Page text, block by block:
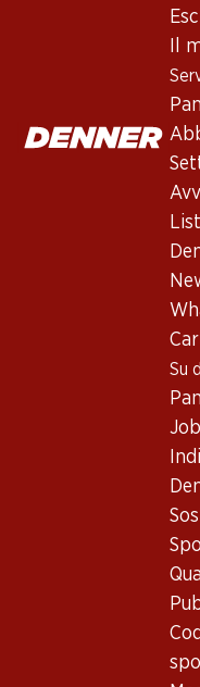
Il
Su
Francia, Bordeaux,
Buono a
Vino rosso_old
Maturità di beva
Temperatura di
Impronta di